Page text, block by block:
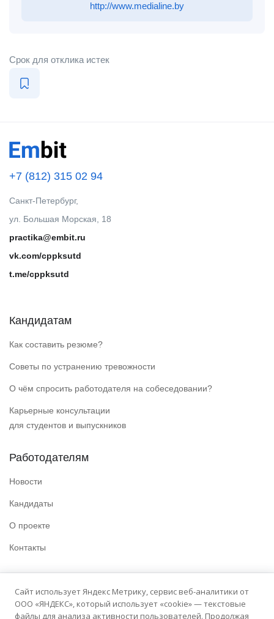
http://www.medialine.by
Срок для отклика истек
+7 (812) 315 02 94
Санкт-Петербург,
ул. Большая Морская, 18
practika@embit.ru
vk.com/cppksutd
t.me/cppksutd
Кандидатам
Как составить резюме?
Советы по устранению тревожности
О чём спросить работодателя на собеседовании?
Карьерные консультации
для студентов и выпускников
Работодателям
Новости
Кандидаты
О проекте
Контакты
Политика конфиденциальности
Сайт использует Яндекс Метрику, сервис веб-аналитики от
ООО «ЯНДЕКС», который использует «cookie» — текстовые
файлы для анализа активности пользователей. Продолжая